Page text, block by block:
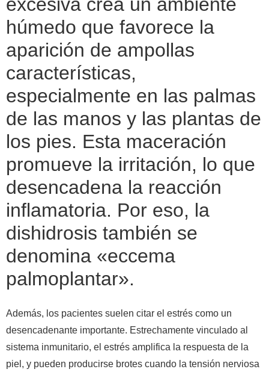
húmedo que favorece la
aparición de ampollas
características,
especialmente en las palmas
de las manos y las plantas de
los pies. Esta maceración
promueve la irritación, lo que
desencadena la reacción
inflamatoria. Por eso, la
dishidrosis también se
denomina «eccema
palmoplantar».
Además, los pacientes suelen citar el estrés como un
desencadenante importante. Estrechamente vinculado al
sistema inmunitario, el estrés amplifica la respuesta de la
piel, y pueden producirse brotes cuando la tensión nerviosa